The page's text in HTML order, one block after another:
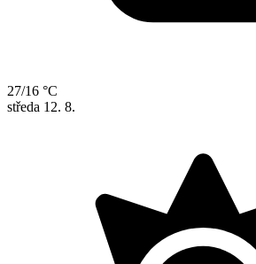
27/16 °C
středa 12. 8.